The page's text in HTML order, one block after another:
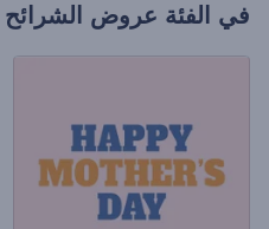
في الفئة عروض الشرائح